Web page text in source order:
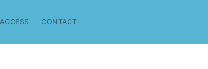
ACCESS CONTACT